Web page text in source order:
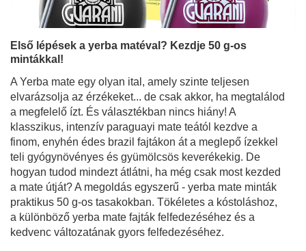
Első lépések a yerba matéval? Kezdje 50 g-os
mintákkal!
A Yerba mate egy olyan ital, amely szinte teljesen
elvarázsolja az érzékeket... de csak akkor, ha megtalálod
a megfelelő ízt. És választékban nincs hiány! A
klasszikus, intenzív paraguayi mate teától kezdve a
finom, enyhén édes brazil fajtákon át a meglepő ízekkel
teli gyógynövényes és gyümölcsös keverékekig. De
hogyan tudod mindezt átlátni, ha még csak most kezded
a mate útját? A megoldás egyszerű - yerba mate minták
praktikus 50 g-os tasakokban. Tökéletes a kóstoláshoz,
a különböző yerba mate fajták felfedezéséhez és a
kedvenc változatának gyors felfedezéséhez.